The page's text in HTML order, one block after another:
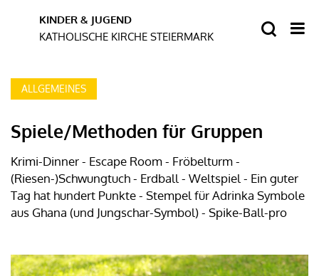
ALLGEMEINES
Spiele/Methoden für Gruppen
Krimi-Dinner - Escape Room - Fröbelturm -
(Riesen-)Schwungtuch - Erdball - Weltspiel - Ein guter
Tag hat hundert Punkte - Stempel für Adrinka Symbole
aus Ghana (und Jungschar-Symbol) - Spike-Ball-pro